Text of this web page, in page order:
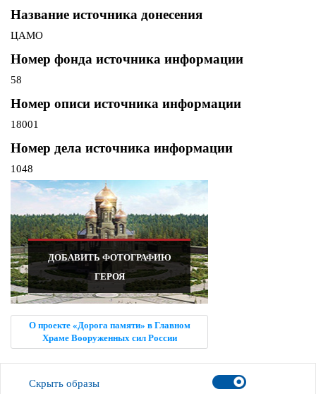
Название источника донесения
ЦАМО
Номер фонда источника информации
58
Номер описи источника информации
18001
Номер дела источника информации
1048
ДОБАВИТЬ ФОТОГРАФИЮ
ГЕРОЯ
О проекте «Дорога памяти» в Главном
Храме Вооруженных сил России
Скрыть образы